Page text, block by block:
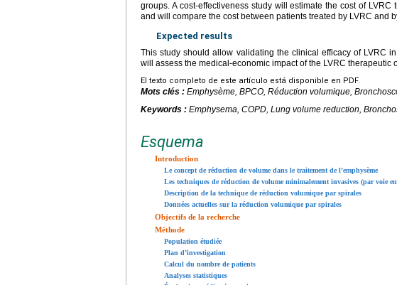
groups. A cost-effectiveness study will estimate the cost of
and will compare the cost between patients treated by LVRC and
Expected results
This study should allow validating the clinical efficacy of LVRC
will assess the medical-economic impact of the LVRC therapeutic
El texto completo de este artículo está disponible en PDF.
Mots clés : Emphysème, BPCO, Réduction volumique,
Keywords : Emphysema, COPD, Lung volume reduction,
Esquema
Introduction
Le concept de réduction de volume dans le traitement de l’emphysème
Les techniques de réduction de volume minimalement invasives (par voie
Description de la technique de réduction volumique par spirales
Données actuelles sur la réduction volumique par spirales
Objectifs de la recherche
Méthode
Population étudiée
Plan d’investigation
Calcul du nombre de patients
Analyses statistiques